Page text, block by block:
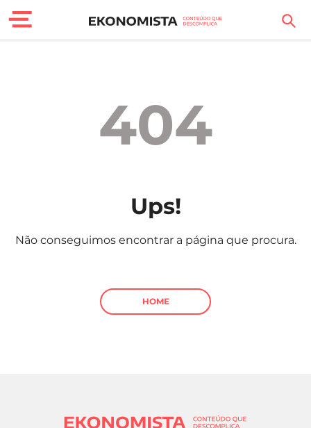
Carreira
Sociedade
Negócios
404
Ups!
Não conseguimos encontrar a página que procura.
HOME